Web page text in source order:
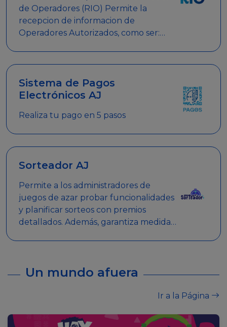
de Operadores (RIO) Permite la
recepcion de informacion de
Operadores Autorizados, como ser:
Sistema de Pagos
Electrónicos AJ
Realiza tu pago en 5 pasos
Sorteador AJ
Permite a los administradores de
juegos de azar probar funcionalidades
y planificar sorteos con premios
detallados. Además, garantiza medidas
Un mundo afuera
Ir a la Página